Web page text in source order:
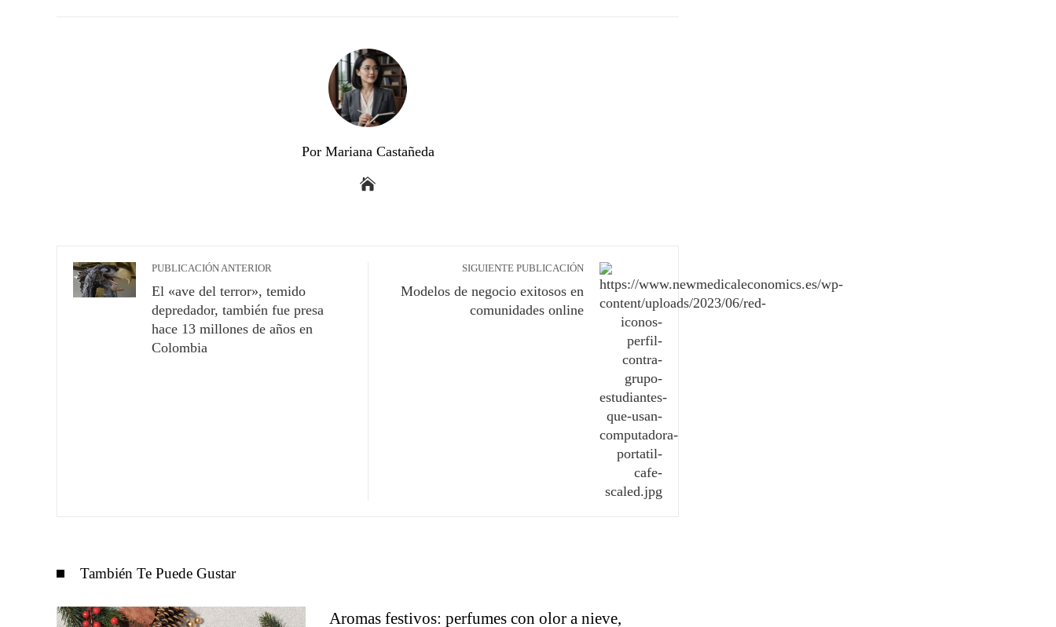
Por Mariana Castañeda
PUBLICACIÓN ANTERIOR
El «ave del terror», temido
depredador, también fue presa
hace 13 millones de años en
Colombia
SIGUIENTE PUBLICACIÓN
Modelos de negocio exitosos en
comunidades online
También Te Puede Gustar
Aromas festivos: perfumes con olor a nieve,